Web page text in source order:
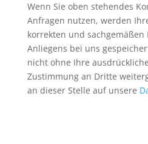
Wenn Sie oben stehendes
Anfragen nutzen, werden
korrekten und
Anliegens bei uns
nicht ohne Ihre
Zustimmung an Dritte
an dieser Stelle auf unsere